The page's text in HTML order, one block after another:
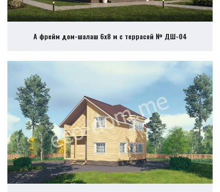
А фрейм дом-шалаш 6х8 м с террасой № ДШ-04